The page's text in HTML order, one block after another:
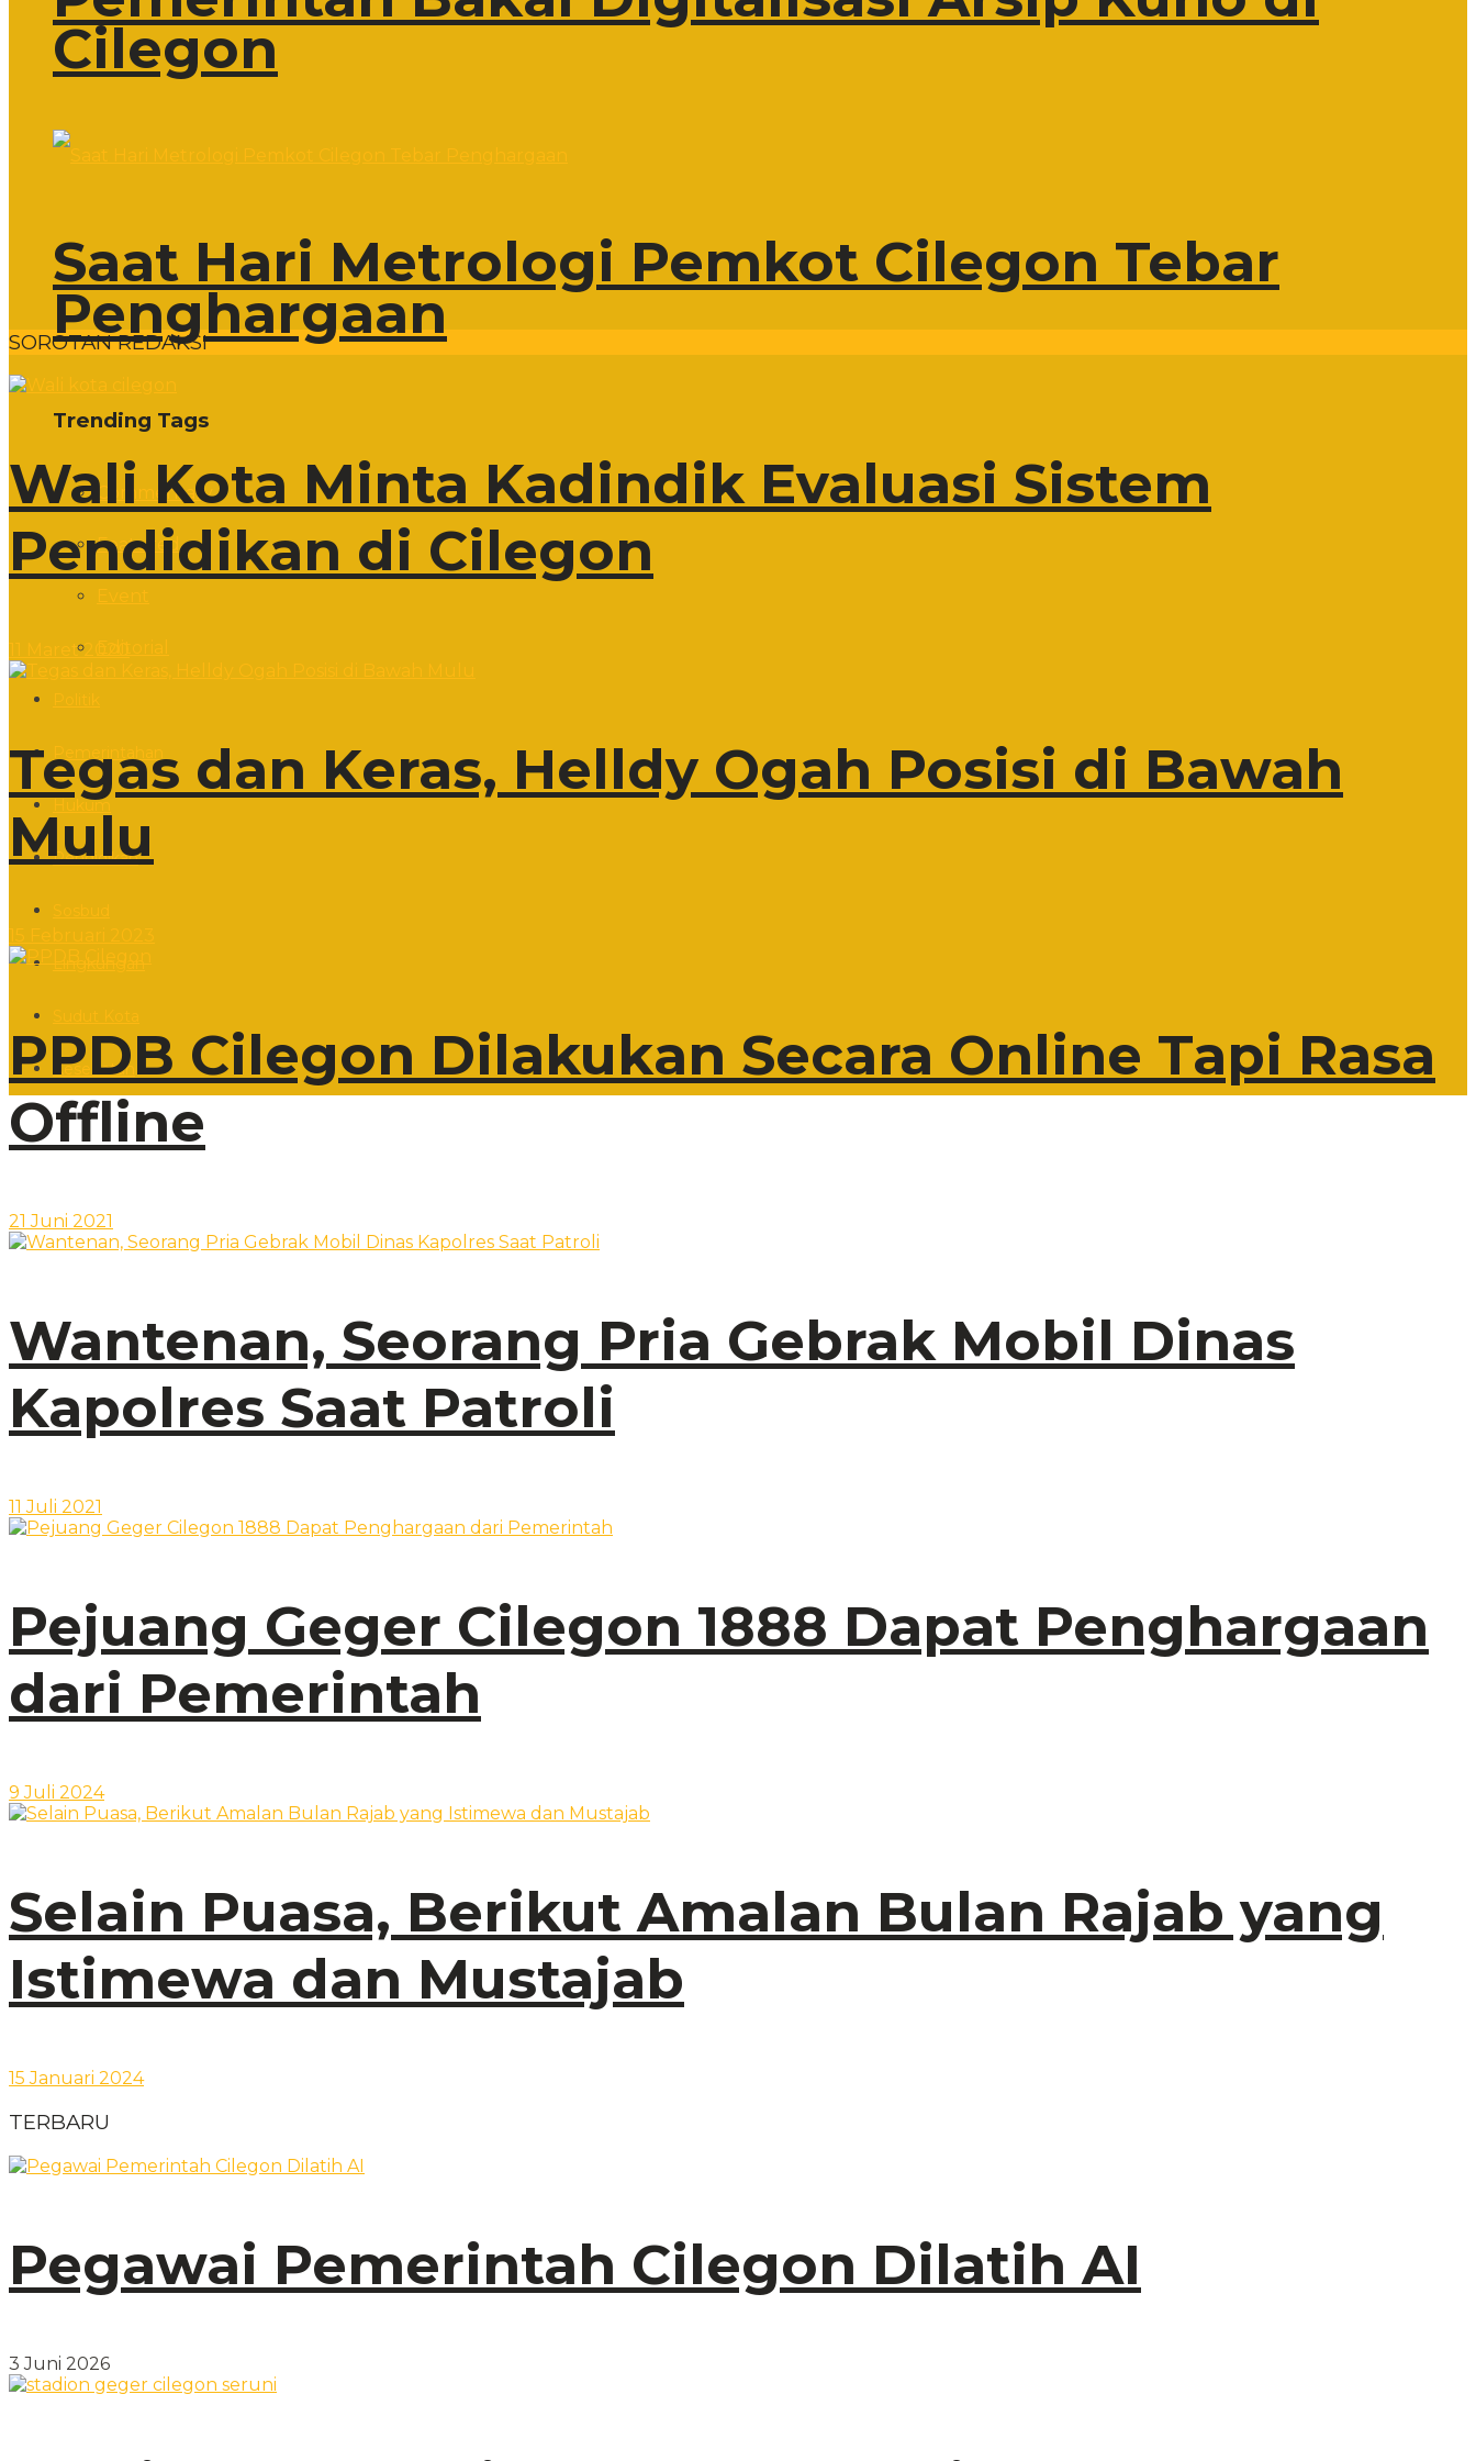
Cilegon
Saat Hari Metrologi Pemkot Cilegon Tebar
Penghargaan
Trending Tags
Commentary
Featured
Hukum
Pendidikan
Kesehatan
SOROTAN REDAKSI
Wali Kota Minta Kadindik Evaluasi Sistem
Pendidikan di Cilegon
11 Maret 2020
Tegas dan Keras, Helldy Ogah Posisi di Bawah
Mulu
PPDB Cilegon Dilakukan Secara Online Tapi Rasa
Offline
21 Juni 2021
Wantenan, Seorang Pria Gebrak Mobil Dinas
Kapolres Saat Patroli
11 Juli 2021
Pejuang Geger Cilegon 1888 Dapat Penghargaan
dari Pemerintah
9 Juli 2024
Selain Puasa, Berikut Amalan Bulan Rajab yang
Istimewa dan Mustajab
15 Januari 2024
TERBARU
Pegawai Pemerintah Cilegon Dilatih AI
3 Juni 2026